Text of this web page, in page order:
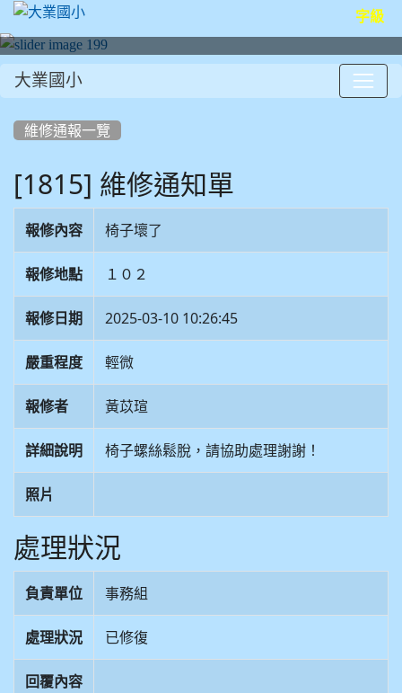
字級
大業國小
維修通報一覽
[1815] 維修通知單
報修內容 椅子壞了
報修地點 １０２
報修日期 2025-03-10 10:26:45
嚴重程度 輕微
報修者 黃苡瑄
詳細說明 椅子螺絲鬆脫，請協助處理謝謝！
照片
處理狀況
負責單位 事務組
處理狀況 已修復
回覆內容